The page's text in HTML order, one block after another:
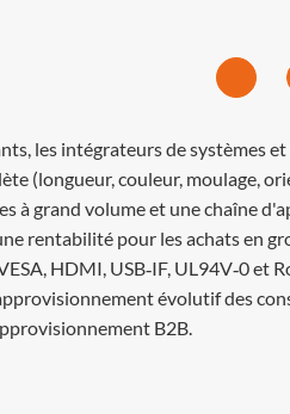
les intégrateurs de systèmes
(longueur, couleur, moulage,
à grand volume et une chaîne
rentabilité pour les achats en
HDMI, USB‑IF, UL94V‑0 et
évolutif des
B2B.